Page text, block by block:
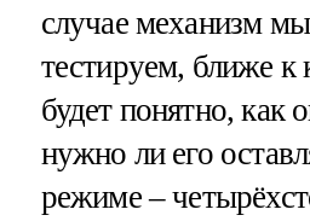
случае механизм
тестируем, ближе к
будет понятно, как
нужно ли его
режиме –